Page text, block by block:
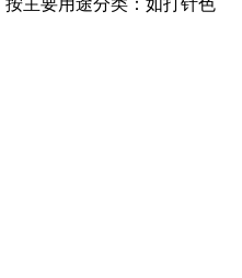
主要用途分类：如打针色